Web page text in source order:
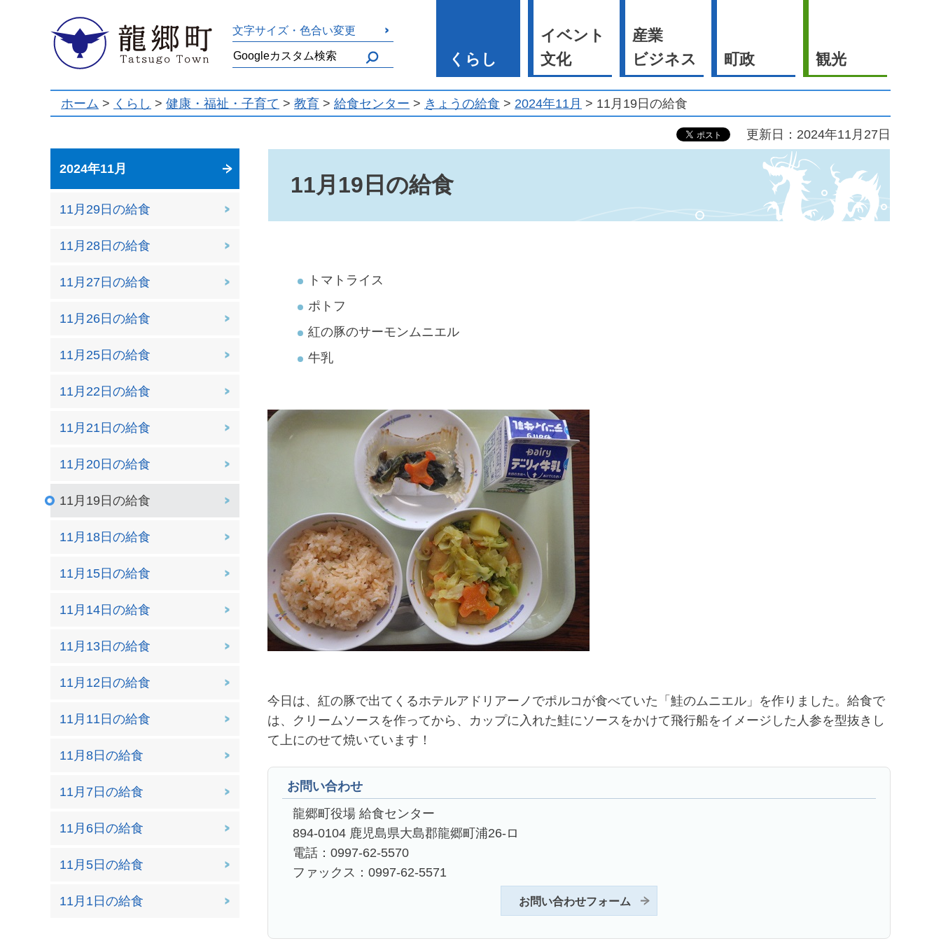
龍郷町 文字サイズ・色合い変更
くらし
イベント
文化
産業
ビジネス
町政 観光
ホーム > くらし > 健康・福祉・子育て > 教育 > 給食センター > きょうの給食 > 2024年11月 > 11月19日の給食
更新日：2024年11月27日
2024年11月
11月29日の給食
11月28日の給食
11月27日の給食
11月26日の給食
11月25日の給食
11月22日の給食
11月21日の給食
11月20日の給食
11月19日の給食
11月18日の給食
11月15日の給食
11月14日の給食
11月13日の給食
11月12日の給食
11月11日の給食
11月8日の給食
11月7日の給食
11月6日の給食
11月5日の給食
11月1日の給食
11月19日の給食
トマトライス
ポトフ
紅の豚のサーモンムニエル
牛乳
今日は、紅の豚で出てくるホテルアドリアーノでポルコが食べていた「鮭のムニエル」を作りました。給食で
は、クリームソースを作ってから、カップに入れた鮭にソースをかけて飛行船をイメージした人参を型抜きし
て上にのせて焼いています！
お問い合わせ
龍郷町役場 給食センター
894-0104 鹿児島県大島郡龍郷町浦26-ロ
電話：0997-62-5570
ファックス：0997-62-5571
お問い合わせフォーム